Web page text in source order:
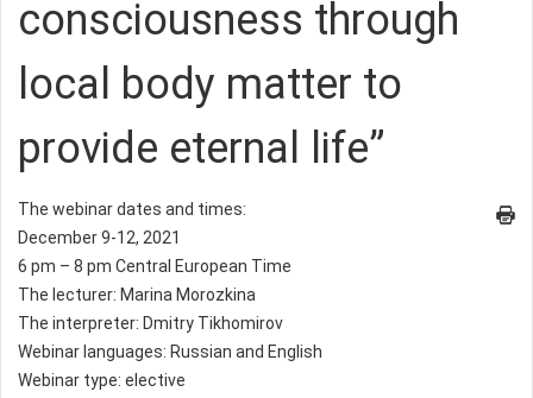
consciousness through
local body matter to
provide eternal life”
The webinar dates and times:
December 9-12, 2021
6 pm – 8 pm Central European Time
The lecturer: Marina Morozkina
The interpreter: Dmitry Tikhomirov
Webinar languages: Russian and English
Webinar type: elective